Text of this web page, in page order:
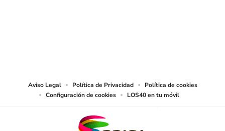
Aviso Legal Política de Privacidad
Política de cookies
Configuración de cookies
LOS40 en tu móvil